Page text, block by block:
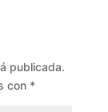
publicada.
con *